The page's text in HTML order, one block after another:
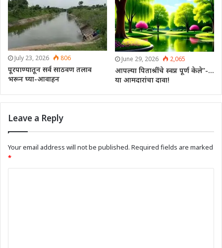
July 23, 2026 806
पूरपाण्यातून सर्व साठवण तलाव
भरून घ्या-आवाहन
June 29, 2026 2,065
आपल्या पिताश्रींचे स्वप्न पूर्ण केले”-…
या आमदारांचा दावा!
Leave a Reply
Your email address will not be published. Required fields are marked
*